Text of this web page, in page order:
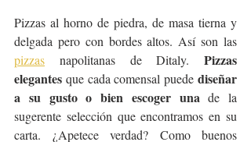
Pizzas al horno de piedra, de masa tierna y
pizzas napolitanas de Ditaly. Pizzas
elegantes que cada comensal puede diseñar
a su gusto o bien escoger una de la
sugerente selección que encontramos en su